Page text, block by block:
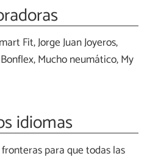
Fit, Jorge Juan Joyeros,
Mucho neumático, My
idiomas
para que todas las